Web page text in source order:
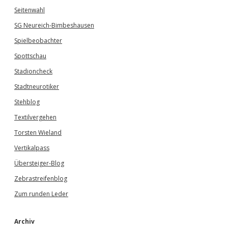
Seitenwahl
SG Neureich-Bimbeshausen
Spielbeobachter
Spottschau
Stadioncheck
Stadtneurotiker
Stehblog
Textilvergehen
Torsten Wieland
Vertikalpass
Übersteiger-Blog
Zebrastreifenblog
Zum runden Leder
Archiv